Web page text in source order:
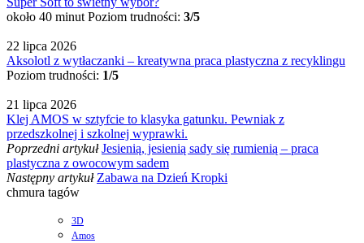
około 40 minut Poziom trudności: 3/5
22 lipca 2026
Aksolotl z wytłaczanki – kreatywna praca plastyczna z recyklingu
Poziom trudności: 1/5
21 lipca 2026
Klej AMOS w sztyfcie to klasyka gatunku. Pewniak z
przedszkolnej i szkolnej wyprawki.
Poprzedni artykuł Jesienią, jesienią sady się rumienią – praca
plastyczna z owocowym sadem
Następny artykuł Zabawa na Dzień Kropki
chmura tagów
3D
Amos